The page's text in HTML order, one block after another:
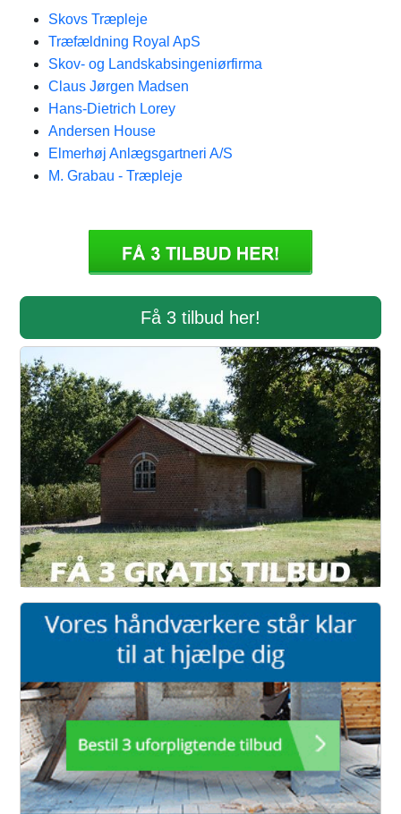
Skovs Træpleje
Træfældning Royal ApS
Skov- og Landskabsingeniørfirma
Claus Jørgen Madsen
Hans-Dietrich Lorey
Andersen House
Elmerhøj Anlægsgartneri A/S
M. Grabau - Træpleje
Få 3 tilbud her!